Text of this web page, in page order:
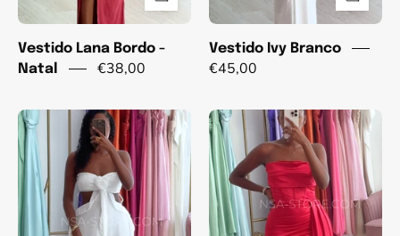
Vestido Lana Bordo -
Natal
€38,00
Vestido Ivy Branco
€45,00
Vestido
Katy
Branco
Vestido
Paloma
Vermelho